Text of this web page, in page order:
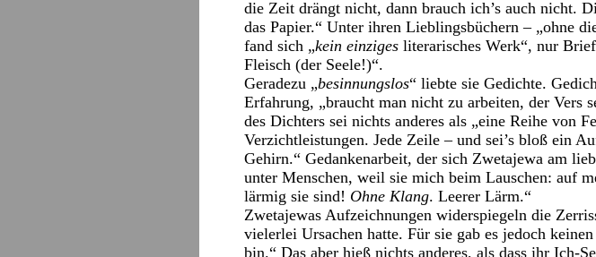
die Zeit drängt nicht, dann brauch ich’s auch nicht.
das Papier.“ Unter ihren Lieblingsbüchern – „ohne
fand sich „kein einziges literarisches Werk“, nur
Fleisch (der Seele!)“.
Geradezu „besinnungslos“ liebte sie Gedichte.
Erfahrung, „braucht man nicht zu arbeiten, der Vers
des Dichters sei nichts anderes als „eine Reihe von
Verzichtleistungen. Jede Zeile – und sei’s bloß ein
Gehirn.“ Gedankenarbeit, der sich Zwetajewa am
unter Menschen, weil sie mich beim Lauschen: auf
lärmig sie sind! Ohne Klang. Leerer Lärm.“
Zwetajewas Aufzeichnungen widerspiegeln die
vielerlei Ursachen hatte. Für sie gab es jedoch
bin.“ Das aber hieß nichts anderes, als dass ihr Ich-